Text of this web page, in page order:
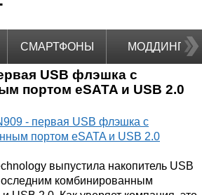
СМАРТФОНЫ МОДДИНГ
USB флэшка с
портом eSATA и USB 2.0
выпустила накопитель USB
комбинированным